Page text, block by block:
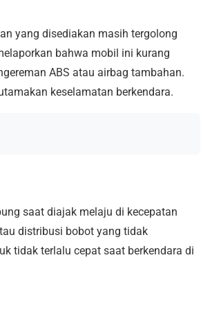
yang disediakan masih tergolong
bahwa mobil ini kurang
ABS atau airbag tambahan.
keselamatan berkendara.
saat diajak melaju di kecepatan
distribusi bobot yang tidak
tidak terlalu cepat saat berkendara di